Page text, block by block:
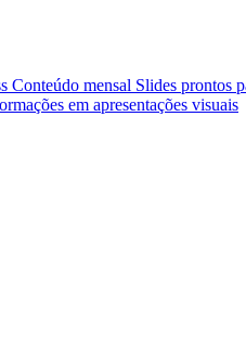
Conteúdo mensal Slides prontos
em apresentações visuais